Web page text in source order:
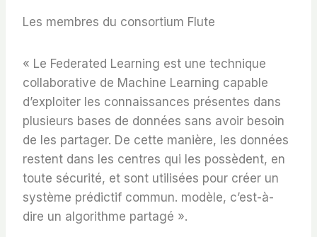
Les membres du consortium Flute
« Le Federated Learning est une technique
collaborative de Machine Learning capable
d’exploiter les connaissances présentes dans
plusieurs bases de données sans avoir besoin
de les partager. De cette manière, les données
restent dans les centres qui les possèdent, en
toute sécurité, et sont utilisées pour créer un
système prédictif commun. modèle, c’est-à-
dire un algorithme partagé ».